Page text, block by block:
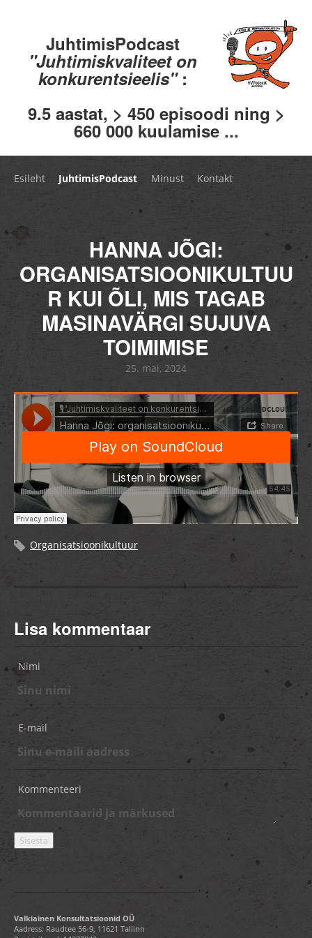
JuhtimisPodcast
"Juhtimiskvaliteet on
konkurentsieelis" :
9.5 aastat, > 450 episoodi ning >
660 000 kuulamise ...
Esileht JuhtimisPodcast Minust Kontakt
HANNA JÕGI:
ORGANISATSIOONIKULTUU
R KUI ÕLI, MIS TAGAB
MASINAVÄRGI SUJUVA
TOIMIMISE
25. mai, 2024
Organisatsioonikultuur
Lisa kommentaar
Nimi
E-mail
Kommenteeri
Valkiainen Konsultatsioonid OÜ
Aadress: Raudtee 56-9, 11621 Tallinn